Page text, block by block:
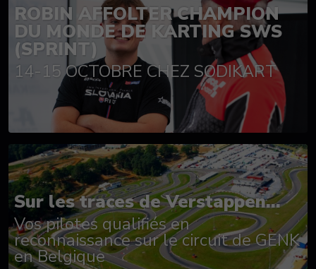
ROBIN AFFOLTER CHAMPION
DU MONDE DE KARTING SWS
(SPRINT)
14-15 OCTOBRE CHEZ SODIKART
Sur les traces de Verstappen...
Vos pilotes qualifiés en
reconnaissance sur le circuit de GENK
en Belgique